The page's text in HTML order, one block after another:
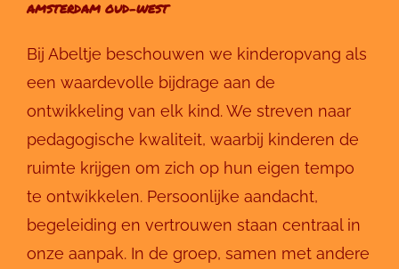
AMSTERDAM OUD-WEST
Bij Abeltje beschouwen we kinderopvang als
een waardevolle bijdrage aan de
ontwikkeling van elk kind. We streven naar
pedagogische kwaliteit, waarbij kinderen de
ruimte krijgen om zich op hun eigen tempo
te ontwikkelen. Persoonlijke aandacht,
begeleiding en vertrouwen staan centraal in
onze aanpak. In de groep, samen met andere